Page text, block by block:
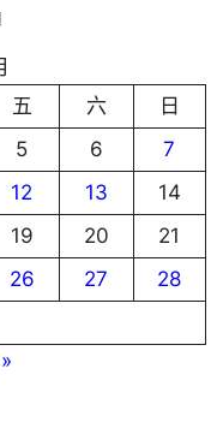
五 六
日
5 6
7
12 13
14
19 20
21
26 27
28